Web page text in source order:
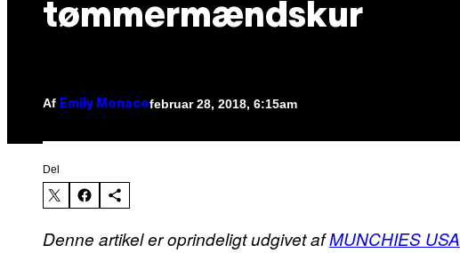
tømmermændskur
Af Emily Monacofebruar 28, 2018, 6:15am
Del
Denne artikel er oprindeligt udgivet afMUNCHIES USA